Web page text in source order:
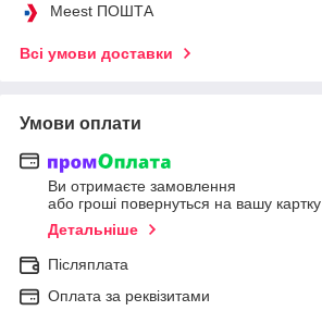
Meest ПОШТА
Всі умови доставки
Умови оплати
Ви отримаєте замовлення
або гроші повернуться на вашу картку
Детальніше
Післяплата
Оплата за реквізитами